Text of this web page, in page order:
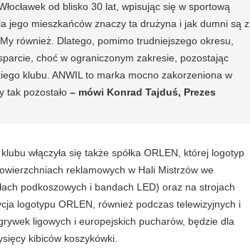
od blisko 30 lat, wpisując się w sportową
jego mieszkańców znaczy ta drużyna i jak dumni są z
również. Dlatego, pomimo trudniejszego okresu,
choć w ograniczonym zakresie, pozostając
klubu. ANWIL to marka mocno zakorzeniona w
tak pozostało – mówi Konrad Tajduś, Prezes
włączyła się także spółka ORLEN, której logotyp
reklamowych w Hali Mistrzów we
podkoszowych i bandach LED) oraz na strojach
logotypu ORLEN, również podczas telewizyjnych i
ligowych i europejskich pucharów, będzie dla
kibiców koszykówki.